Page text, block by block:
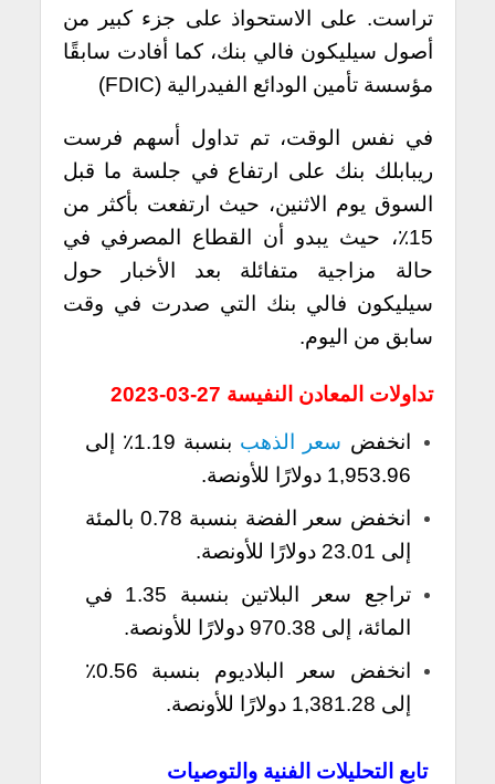
تراست. على الاستحواذ على جزء كبير من
أصول سيليكون فالي بنك، كما أفادت سابقًا
مؤسسة تأمين الودائع الفيدرالية (FDIC)
في نفس الوقت، تم تداول أسهم فرست
ريبابلك بنك على ارتفاع في جلسة ما قبل
السوق يوم الاثنين، حيث ارتفعت بأكثر من
15٪، حيث يبدو أن القطاع المصرفي في
حالة مزاجية متفائلة بعد الأخبار حول
سيليكون فالي بنك التي صدرت في وقت
سابق من اليوم.
تداولات المعادن النفيسة 27-03-2023
انخفض سعر الذهب
بنسبة 1.19٪ إلى
1,953.96 دولارًا للأونصة.
انخفض سعر الفضة بنسبة 0.78 بالمئة
إلى 23.01 دولارًا للأونصة.
تراجع سعر البلاتين بنسبة 1.35 في
المائة، إلى 970.38 دولارًا للأونصة.
انخفض سعر البلاديوم بنسبة 0.56٪
إلى 1,381.28 دولارًا للأونصة.
تابع التحليلات الفنية والتوصيات